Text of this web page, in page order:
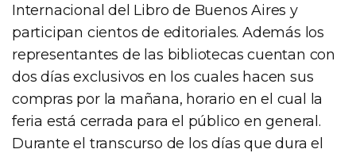
Internacional del Libro de Buenos Aires y
participan cientos de editoriales. Además los
representantes de las bibliotecas cuentan con
dos días exclusivos en los cuales hacen sus
compras por la mañana, horario en el cual la
feria está cerrada para el público en general.
Durante el transcurso de los días que dura el